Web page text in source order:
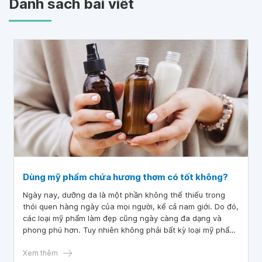
Danh sách bài viết
Dùng mỹ phẩm chứa hương thơm có tốt không?
Ngày nay, dưỡng da là một phần không thể thiếu trong
thói quen hàng ngày của mọi người, kể cả nam giới. Do đó,
các loại mỹ phẩm làm đẹp cũng ngày càng đa dạng và
phong phú hơn. Tuy nhiên không phải bất kỳ loại mỹ phẩm
đặc biệt các hương liệu tạo mùi mỹ phẩm. Vậy dùng mỹ
Xem thêm